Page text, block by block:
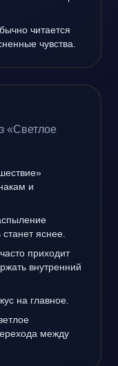
читается
чувства.
«Светлое
и
яснее.
приходит
внутренний
на главное.
между